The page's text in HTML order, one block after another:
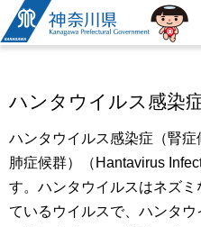
神奈川県
ハンタウイルス感染
ハンタウイルス感染症（腎
肺症候群）（Hantavirus
す。ハンタウイルスはネズ
ているウイルスで、ハンタ